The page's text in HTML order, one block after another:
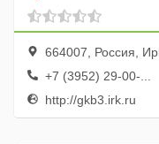
664007, Россия,
+7 (3952) 29-00-...
http://gkb3.irk.ru